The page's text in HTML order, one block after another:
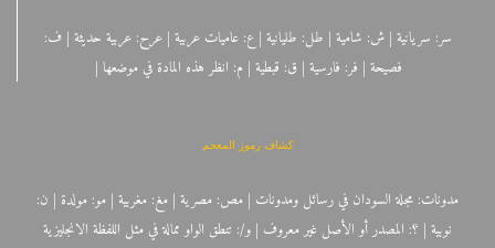
سر: سريانية | ش: شامية | طل: طليانية | ع: عاميات عربية | عرح: عربية حديثة | ف:
فصيحة | فر: فارسية | ق: قبطية | م: انظر هذه المادة في موضعها |
كشاف رموز المعجم
مدونات: مجلة السودان في رسائل ومدونات | مص: مصرية | مغ: مغربية | مو: مولدة | ن:
نوبية | ؟: المصدر أو الأصل غير معروف | و/: تنطق الواو ممالة في مثل اللفظة الانجليزية